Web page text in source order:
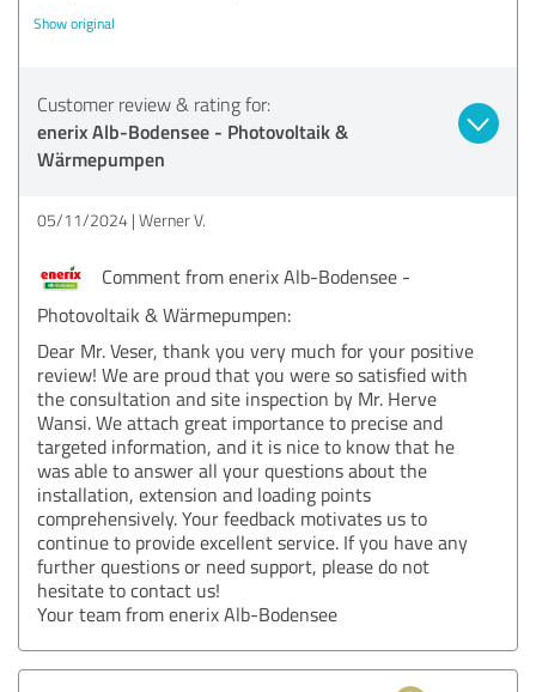
Show original
Customer review & rating for:
enerix Alb-Bodensee - Photovoltaik &
Wärmepumpen
05/11/2024 Werner V.
Comment from enerix Alb-Bodensee -
Photovoltaik & Wärmepumpen:
Dear Mr. Veser, thank you very much for your positive
review! We are proud that you were so satisfied with
the consultation and site inspection by Mr. Herve
Wansi. We attach great importance to precise and
targeted information, and it is nice to know that he
was able to answer all your questions about the
installation, extension and loading points
comprehensively. Your feedback motivates us to
continue to provide excellent service. If you have any
further questions or need support, please do not
hesitate to contact us!
Your team from enerix Alb-Bodensee